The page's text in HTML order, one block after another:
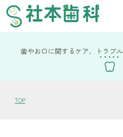
院長社本の
歯やお口に関するケア、トラブ
TOP